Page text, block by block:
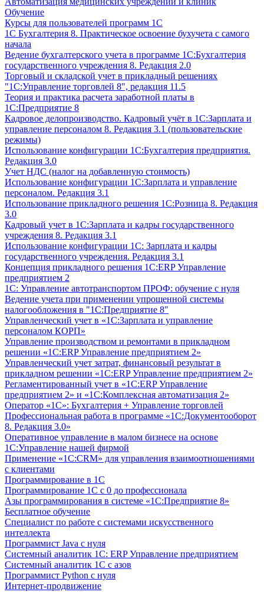
Обучение
Курсы для пользователей программ 1С
1С Бухгалтерия 8. Практическое освоение бухучета с самого
начала
Ведение бухгалтерского учета в программе 1С:Бухгалтерия
государственного учреждения 8. Редакция 2.0
Торговый и складской учет в прикладный решениях
"1С:Управление торговлей 8", редакция 11.5
Теория и практика расчета заработной платы в
1С:Предприятие 8
Кадровое делопроизводство. Кадровый учёт в 1С:Зарплата и
управление персоналом 8. Редакция 3.1 (пользовательские
режимы)
Использование конфигурации 1С:Бухгалтерия предприятия.
Редакция 3.0
Учет НДС (налог на добавленную стоимость)
Использование конфигурации 1С:Зарплата и управление
персоналом. Редакция 3.1
Использование прикладного решения 1С:Розница 8. Редакция
3.0
Кадровый учет в 1С:Зарплата и кадры государственного
учреждения 8. Редакция 3.1
Использование конфигурации ‎1С: Зарплата и кадры
государственного учреждения. Редакция 3.1
Концепция прикладного решения 1С:ERP Управление
предприятием 2
1С: Управление автотранспортом ПРОФ: обучение с нуля
Ведение учета при применении упрощенной системы
налогообложения в "1С:Предприятие 8"
Управленческий учет в «1C:Зарплата и управление
персоналом КОРП»
Управление производством и ремонтами в прикладном
решении «1С:ERP Управление предприятием 2»
Управленческий учет затрат, финансовый результат в
прикладном решении «1С:ERP Управление предприятием 2»
Регламентированный учет в «1С:ERP Управление
предприятием 2» и «1С:Комплексная автоматизация 2»
Оператор «1С»: Бухгалтерия + Управление торговлей
Профессиональная работа в программе «1С:Документооборот
8. Редакция 3.0»
Оперативное управление в малом бизнесе на основе
1С:Управление нашей фирмой
Применение «1С:CRM» для управления взаимоотношениями
с клиентами
Программирование в 1С
Программирование 1С с 0 до профессионала
Азы программирования в системе «1С:Предприятие 8»
Бесплатное обучение
Специалист по работе с системами искусственного
интеллекта
Программист Java с нуля
Системный аналитик 1С: ERP Управление предприятием
Системный аналитик 1С с азов
Программист Python с нуля
Интернет-продвижение